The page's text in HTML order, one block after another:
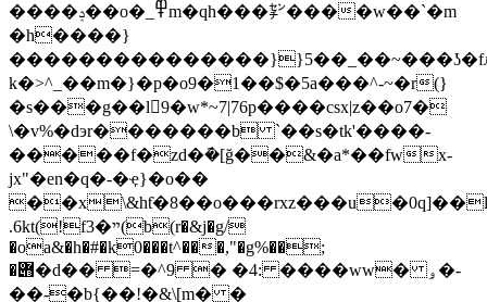
����ݚ��o�_߾m�qh���㌢����w��`�m
�h����}
k�>^_��m�}�p�o9�1��$�5a���^-~�r(}
�s���g��l9�w*~7|76p����csx|z��o7�
\�v%�dэr�������b `��s�tk'����-
�����f�zd�݇�[ğ��&�a*��fwx-
jx"�en�q�-�ҿ}�o��
.6kt(!f3�ײ(b(r�&j�g/
�oa&�h�#�k0���t^���,"�g%��;
�݋�d�� =�^9 � �4: ����ww� ۅ�-
��-�b{��!�&\[m� �